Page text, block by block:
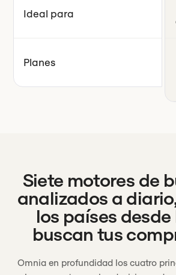
Ideal para
Planes
Siete motores de
analizados a
los países
buscan tus
Omnia en profundidad los cuatro